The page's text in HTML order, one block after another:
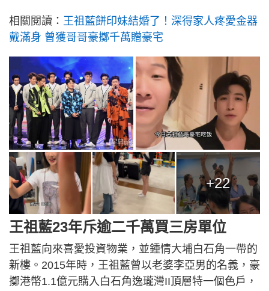
相關閱讀： 王祖藍餅印妹結婚了！深得家人疼愛金器
戴滿身 曾獲哥哥豪擲千萬贈豪宅
+22
王祖藍23年斥逾二千萬買三房單位
王祖藍向來喜愛投資物業，並鍾情大埔白石角一帶的
新樓。2015年時，王祖藍曾以老婆李亞男的名義，豪
擲港幣1.1億元購入白石角逸瓏灣II頂層特一個色戶，